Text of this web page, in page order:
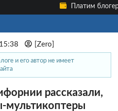
Платим
[Zero]
и его автор не имеет
рассказали,
мультикоптеры